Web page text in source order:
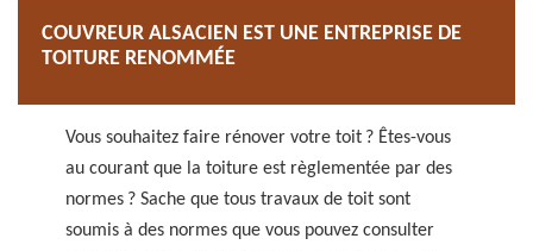
COUVREUR ALSACIEN EST UNE ENTREPRISE DE
TOITURE RENOMMÉE
Vous souhaitez faire rénover votre toit ? Êtes-vous
au courant que la toiture est règlementée par des
normes ? Sache que tous travaux de toit sont
soumis à des normes que vous pouvez consulter